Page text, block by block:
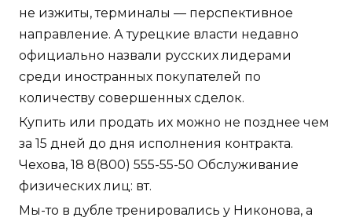
не изжиты, терминалы — перспективное
направление. А турецкие власти недавно
официально назвали русских лидерами
среди иностранных покупателей по
количеству совершенных сделок.
Купить или продать их можно не позднее чем
за 15 дней до дня исполнения контракта.
Чехова, 18 8(800) 555-55-50 Обслуживание
физических лиц: вт.
Мы-то в дубле тренировались у Никонова, а